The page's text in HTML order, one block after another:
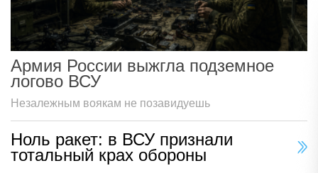
Армия России выжгла подземное
логово ВСУ
Незалежным воякам не позавидуешь
Ноль ракет: в ВСУ признали
тотальный крах обороны